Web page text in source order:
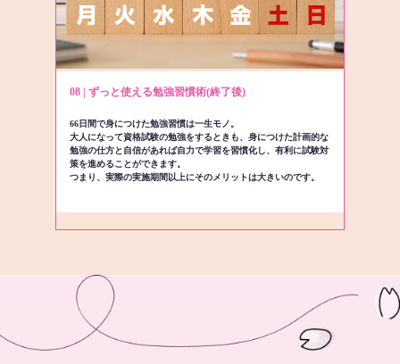
08 | ずっと使える勉強習慣術(終了後)
66日間で身につけた勉強習慣は一生モノ。
大人になって資格試験の勉強をするときも、身につけた計画的な
勉強の仕方と自信があれば自力で学習を習慣化し、有利に試験対
策を進めることができます。
つまり、実際の実施期間以上にそのメリットは大きいのです。